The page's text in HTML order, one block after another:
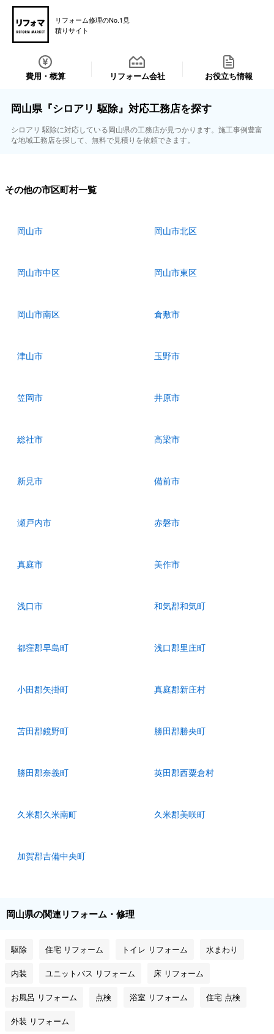
リフォーム修理のNo.1見
積りサイト
費用・概算 リフォーム会社 お役立ち情報
岡山県『シロアリ 駆除』対応工務店を探す
シロアリ 駆除に対応している岡山県の工務店が見つかります。施工事例豊富
な地域工務店を探して、無料で見積りを依頼できます。
その他の市区町村一覧
岡山市 岡山市北区
岡山市中区 岡山市東区
岡山市南区 倉敷市
津山市 玉野市
笠岡市 井原市
総社市 高梁市
新見市 備前市
瀬戸内市 赤磐市
真庭市 美作市
浅口市 和気郡和気町
都窪郡早島町 浅口郡里庄町
小田郡矢掛町 真庭郡新庄村
苫田郡鏡野町 勝田郡勝央町
勝田郡奈義町 英田郡西粟倉村
久米郡久米南町 久米郡美咲町
加賀郡吉備中央町
岡山県の関連リフォーム・修理
駆除 住宅 リフォーム トイレ リフォーム 水まわり
内装 ユニットバス リフォーム 床 リフォーム
お風呂 リフォーム 点検 浴室 リフォーム 住宅 点検
外装 リフォーム